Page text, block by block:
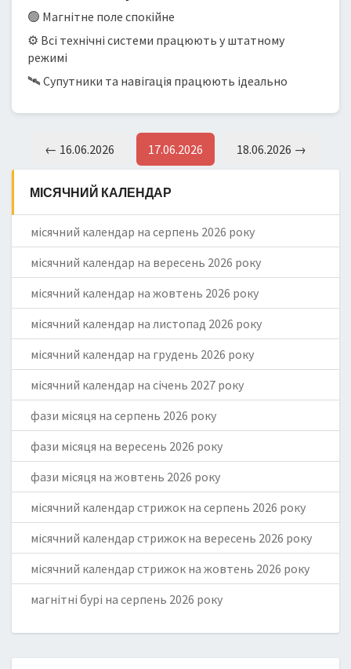
🟢 Магнітне поле спокійне
⚙️ Всі технічні системи працюють у штатному
режимі
🛰️ Супутники та навігація працюють ідеально
← 16.06.2026 17.06.2026 18.06.2026 →
МІСЯЧНИЙ КАЛЕНДАР
місячний календар на серпень 2026 року
місячний календар на вересень 2026 року
місячний календар на жовтень 2026 року
місячний календар на листопад 2026 року
місячний календар на грудень 2026 року
місячний календар на січень 2027 року
фази місяця на серпень 2026 року
фази місяця на вересень 2026 року
фази місяця на жовтень 2026 року
місячний календар стрижок на серпень 2026 року
місячний календар стрижок на вересень 2026 року
місячний календар стрижок на жовтень 2026 року
магнітні бурі на серпень 2026 року